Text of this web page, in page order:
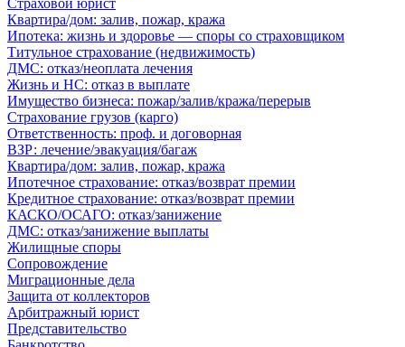
Страховой юрист
Квартира/дом: залив, пожар, кража
Ипотека: жизнь и здоровье — споры со страховщиком
Титульное страхование (недвижимость)
ДМС: отказ/неоплата лечения
Жизнь и НС: отказ в выплате
Имущество бизнеса: пожар/залив/кража/перерыв
Страхование грузов (карго)
Ответственность: проф. и договорная
ВЗР: лечение/эвакуация/багаж
Квартира/дом: залив, пожар, кража
Ипотечное страхование: отказ/возврат премии
Кредитное страхование: отказ/возврат премии
КАСКО/ОСАГО: отказ/занижение
ДМС: отказ/занижение выплаты
Жилищные споры
Сопровождение
Миграционные дела
Защита от коллекторов
Арбитражный юрист
Представительство